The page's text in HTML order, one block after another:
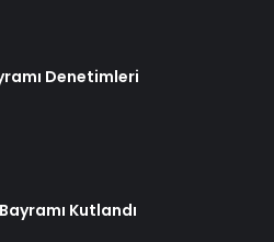
Denetimleri
Kutlandı